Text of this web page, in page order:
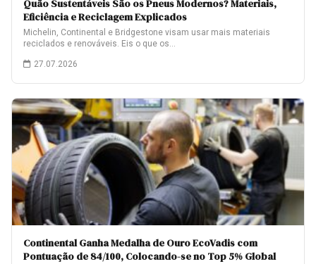
Quão Sustentáveis São os Pneus Modernos? Materiais,
Eficiência e Reciclagem Explicados
Michelin, Continental e Bridgestone visam usar mais materiais
reciclados e renováveis. Eis o que os…
27.07.2026
Continental Ganha Medalha de Ouro EcoVadis com
Pontuação de 84/100, Colocando-se no Top 5% Global